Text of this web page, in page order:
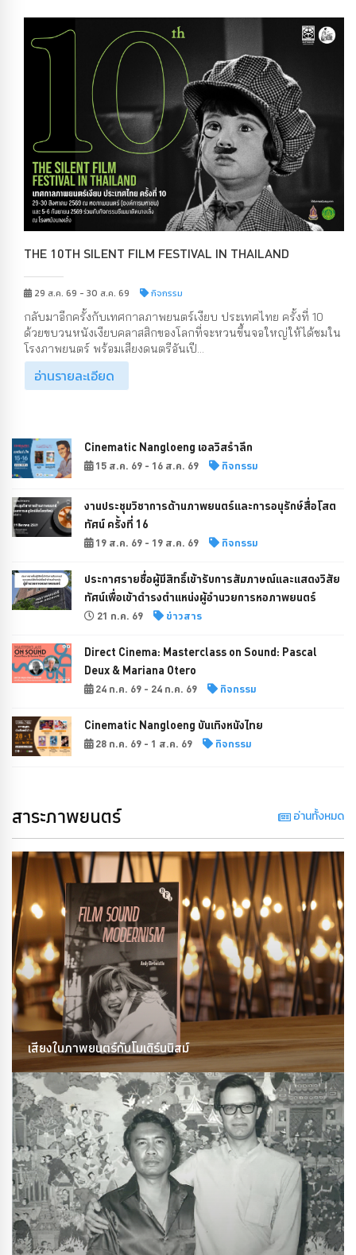
THE 10TH SILENT FILM FESTIVAL IN THAILAND
29 ส.ค. 69 - 30 ส.ค. 69 กิจกรรม
กลับมาอีกครั้งกับเทศกาลภาพยนตร์เงียบ ประเทศไทย ครั้งที่ 10
ด้วยขบวนหนังเงียบคลาสสิกของโลกที่จะหวนขึ้นจอใหญ่ให้ได้ชมใน
โรงภาพยนตร์ พร้อมเสียงดนตรีอันเปี...
อ่านรายละเอียด
Cinematic Nangloeng เอลวิสรำลึก
15 ส.ค. 69 - 16 ส.ค. 69 กิจกรรม
งานประชุมวิชาการด้านภาพยนตร์และการอนุรักษ์สื่อโสต
ทัศน์ ครั้งที่ 16
19 ส.ค. 69 - 19 ส.ค. 69 กิจกรรม
ประกาศรายชื่อผู้มีสิทธิ์เข้ารับการสัมภาษณ์และแสดงวิสัย
ทัศน์เพื่อเข้าดำรงตำแหน่งผู้อำนวยการหอภาพยนตร์
21 ก.ค. 69 ข่าวสาร
Direct Cinema: Masterclass on Sound: Pascal
Deux & Mariana Otero
24 ก.ค. 69 - 24 ก.ค. 69 กิจกรรม
Cinematic Nangloeng บันเทิงหนังไทย
28 ก.ค. 69 - 1 ส.ค. 69 กิจกรรม
สาระภาพยนตร์ อ่านทั้งหมด
เสียงในภาพยนตร์กับโมเดิร์นนิสม์